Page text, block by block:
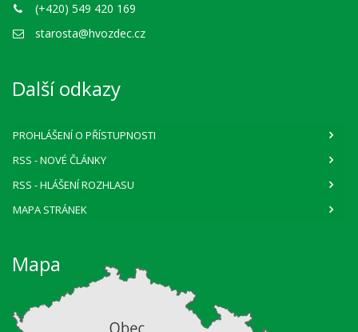
(+420) 549 420 169
starosta@hvozdec.cz
Další odkazy
PROHLÁŠENÍ O PŘÍSTUPNOSTI
RSS - NOVÉ ČLÁNKY
RSS - HLÁŠENÍ ROZHLASU
MAPA STRÁNEK
Mapa